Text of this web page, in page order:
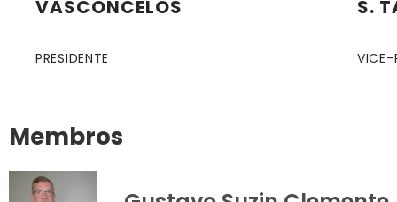
VASCONCELOS
PRESIDENTE
S.
VICE-
Membros